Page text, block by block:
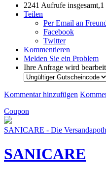
2241 Aufrufe insgesamt,1
Teilen
Per Email an
Facebook
Twitter
Kommentieren
Melden Sie ein Problem
Ihre Anfrage wird
Kommentar hinzufügen
Coupon
SANICARE - Die
SANICARE